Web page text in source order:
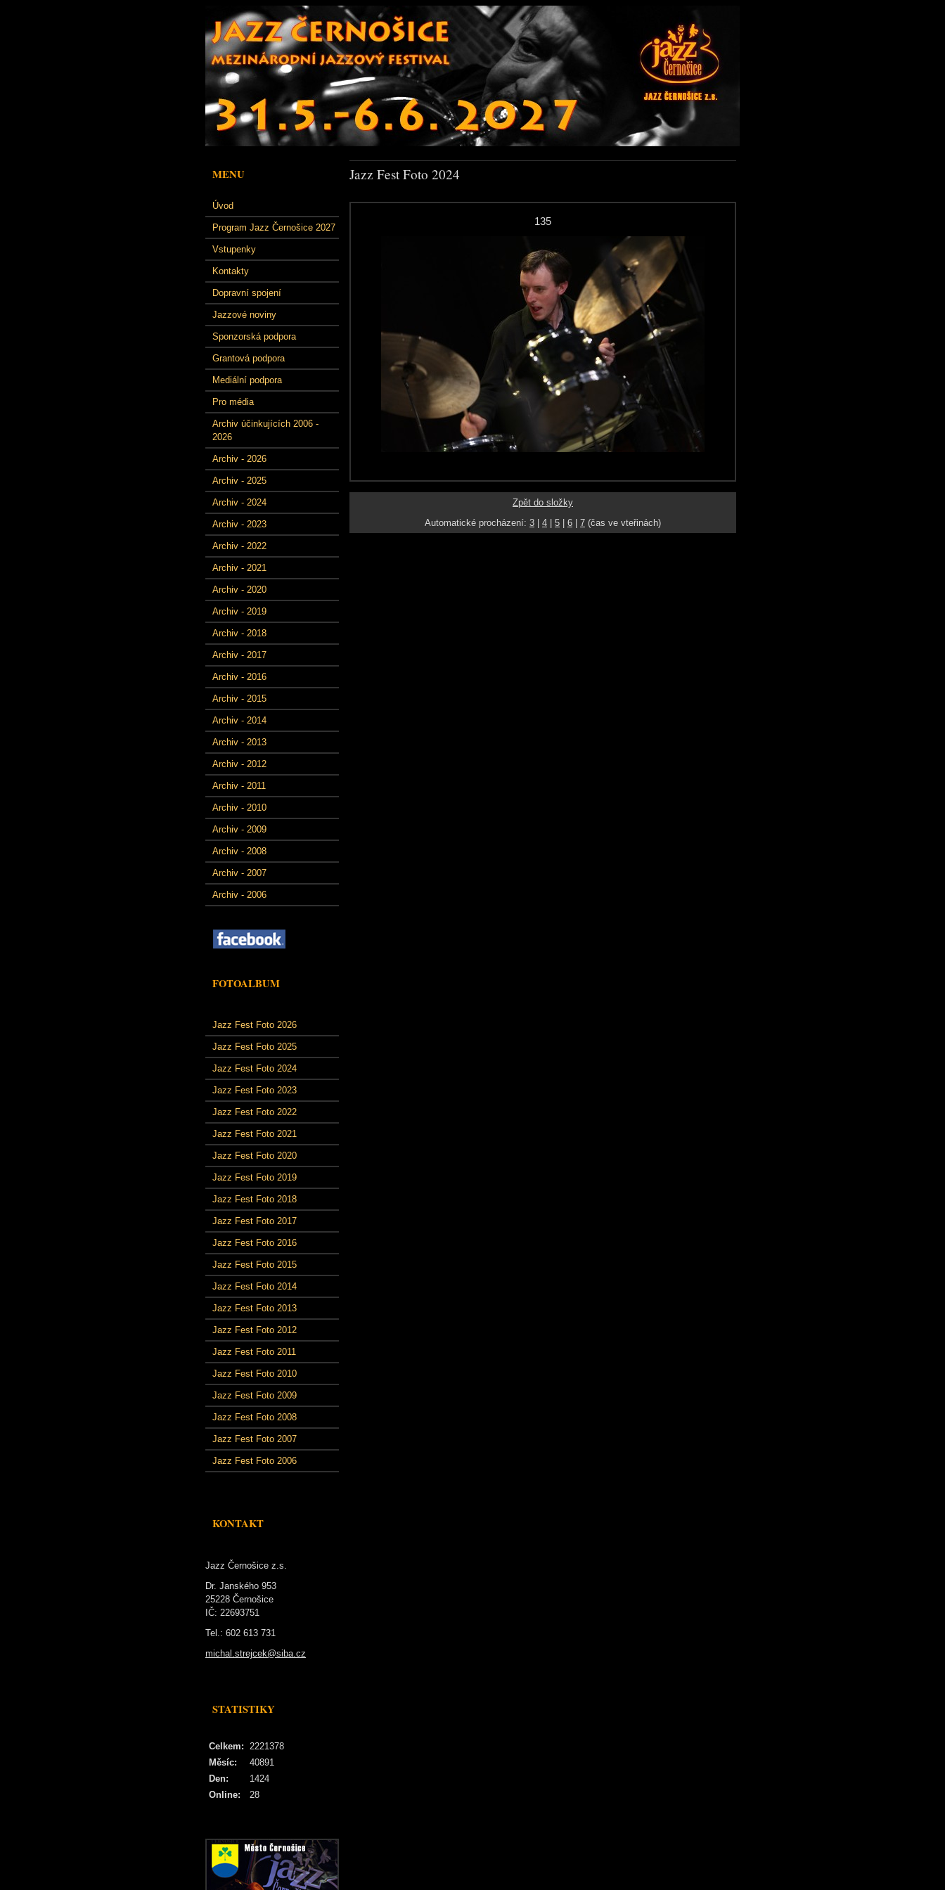
MENU
Úvod
Program Jazz Černošice 2027
Vstupenky
Kontakty
Dopravní spojení
Jazzové noviny
Sponzorská podpora
Grantová podpora
Mediální podpora
Pro média
Archiv účinkujících 2006 -
2026
Archiv - 2026
Archiv - 2025
Archiv - 2024
Archiv - 2023
Archiv - 2022
Archiv - 2021
Archiv - 2020
Archiv - 2019
Archiv - 2018
Archiv - 2017
Archiv - 2016
Archiv - 2015
Archiv - 2014
Archiv - 2013
Archiv - 2012
Archiv - 2011
Archiv - 2010
Archiv - 2009
Archiv - 2008
Archiv - 2007
Archiv - 2006
FOTOALBUM
Jazz Fest Foto 2026
Jazz Fest Foto 2025
Jazz Fest Foto 2024
Jazz Fest Foto 2023
Jazz Fest Foto 2022
Jazz Fest Foto 2021
Jazz Fest Foto 2020
Jazz Fest Foto 2019
Jazz Fest Foto 2018
Jazz Fest Foto 2017
Jazz Fest Foto 2016
Jazz Fest Foto 2015
Jazz Fest Foto 2014
Jazz Fest Foto 2013
Jazz Fest Foto 2012
Jazz Fest Foto 2011
Jazz Fest Foto 2010
Jazz Fest Foto 2009
Jazz Fest Foto 2008
Jazz Fest Foto 2007
Jazz Fest Foto 2006
KONTAKT
Jazz Černošice z.s.
Dr. Janského 953
25228 Černošice
IČ: 22693751
Tel.: 602 613 731
michal.strejcek@siba.cz
STATISTIKY
Online: 28
Celkem: 2221378
Měsíc:
40891
Den:
1424
Jazz Fest Foto 2024
135
Zpět do složky
Automatické procházení: 3 4 5 6 7 (čas ve vteřinách)